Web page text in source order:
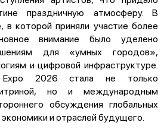
праздничную атмосферу. В
в которой приняли участие более
внимание было уделено
для «умных городов»,
и цифровой инфраструктуре.
Expo 2026 стала не только
но и международным
обсуждения глобальных
и отраслей будущего.